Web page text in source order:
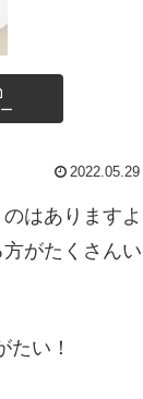
2022.05.29
はありますよ
がたくさんい
い！